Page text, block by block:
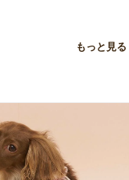
もっと見る